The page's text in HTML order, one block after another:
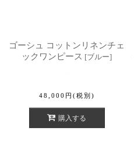
ゴーシュ コットンリネンチェ
ックワンピース [ブルー]
48,000 円 (税別)
購入する